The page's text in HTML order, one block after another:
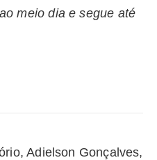
meio dia e segue até
Adielson Gonçalves,